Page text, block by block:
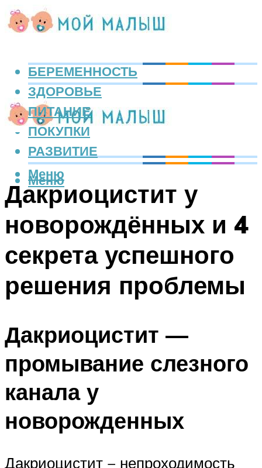
БЕРЕМЕННОСТЬ
ЗДОРОВЬЕ
ПИТАНИЕ
ПОКУПКИ
РАЗВИТИЕ
Меню
Меню
Дакриоцистит у
новорождённых и 4
секрета успешного
решения проблемы
Дакриоцистит —
промывание слезного
канала у
новорожденных
Дакриоцистит − непроходимость